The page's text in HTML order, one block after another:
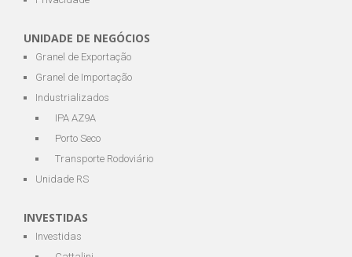
UNIDADE DE NEGÓCIOS
Granel de Exportação
Granel de Importação
Industrializados
IPA AZ9A
Porto Seco
Transporte Rodoviário
Unidade RS
INVESTIDAS
Investidas